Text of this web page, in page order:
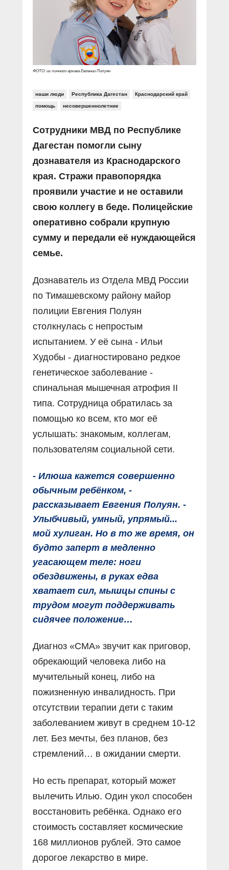
Социальные ролики
Документальные фильмы
Прямой разговор
В знании сила
Специальный репортаж
КиберПОСТОВОЙ
Газета «Щит и меч»
Журнал «Полиция России»
О ПОРТАЛЕ
Контакты
Вакансии
ФОТО: из личного архива Евгении Полуян
наши люди Республика Дагестан Краснодарский край
помощь несовершеннолетние
Сотрудники МВД по Республике
Дагестан помогли сыну
дознавателя из Краснодарского
края. Стражи правопорядка
проявили участие и не оставили
свою коллегу в беде. Полицейские
оперативно собрали крупную
сумму и передали её нуждающейся
семье.
Дознаватель из Отдела МВД России
по Тимашевскому району майор
полиции Евгения Полуян
столкнулась с непростым
испытанием. У её сына - Ильи
Худобы - диагностировано редкое
генетическое заболевание -
спинальная мышечная атрофия II
типа. Сотрудница обратилась за
помощью ко всем, кто мог её
услышать: знакомым, коллегам,
пользователям социальной сети.
- Илюша кажется совершенно
обычным ребёнком, -
рассказывает Евгения Полуян. -
Улыбчивый, умный, упрямый...
мой хулиган. Но в то же время, он
будто заперт в медленно
угасающем теле: ноги
обездвижены, в руках едва
хватает сил, мышцы спины с
трудом могут поддерживать
сидячее положение…
Диагноз «СМА» звучит как приговор,
обрекающий человека либо на
мучительный конец, либо на
пожизненную инвалидность. При
отсутствии терапии дети с таким
заболеванием живут в среднем 10-12
лет. Без мечты, без планов, без
стремлений… в ожидании смерти.
Но есть препарат, который может
вылечить Илью. Один укол способен
восстановить ребёнка. Однако его
стоимость составляет космические
168 миллионов рублей. Это самое
дорогое лекарство в мире.